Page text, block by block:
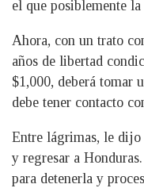
el que posiblemente
Ahora, con un trato
años de libertad
$1,000, deberá tomar
debe tener contacto
Entre lágrimas, le dijo
y regresar a
para detenerla y